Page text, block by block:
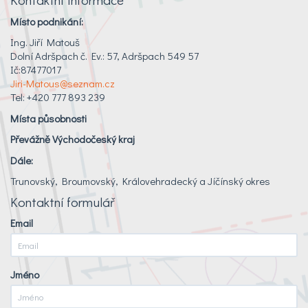
Místo podnikání:
Ing. Jiří Matouš
Dolní Adršpach č. Ev.: 57, Adršpach 549 57
Ič:87477017
Jiri-Matous@seznam.cz
Tel: +420 777 893 239
Místa působnosti
Převážně Východočeský kraj
Dále:
Trunovský, Broumovský, Královehradecký a Jíčínský okres
Kontaktní formulář
Email
Jméno